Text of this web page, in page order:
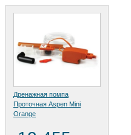
Дренажная помпа
Проточная Aspen Mini
Orange